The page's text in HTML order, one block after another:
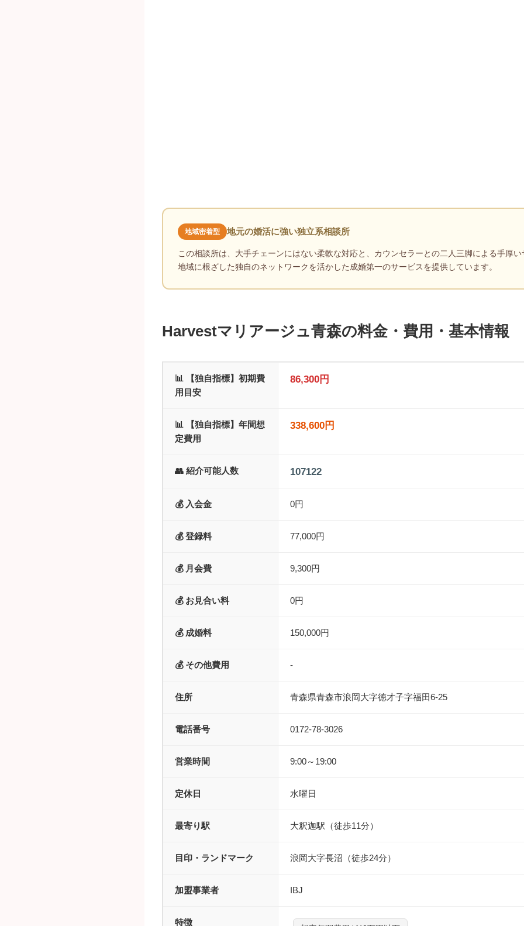
地域密着型 地元の婚活に強い独立系相談所
この相談所は、大手チェーンにはない柔軟な対応と、カウンセラーとの二人三脚による手厚い
地域に根ざした独自のネットワークを活かした成婚第一のサービスを提供しています。
Harvestマリアージュ青森の料金・費用・基本情報
📊 【独自指標】初期費
用目安
86,300円
📊 【独自指標】年間想
定費用
338,600円
👥 紹介可能人数 107122
💰 入会金 0円
💰 登録料 77,000円
💰 月会費 9,300円
💰 お見合い料 0円
💰 成婚料 150,000円
💰 その他費用 -
住所 青森県青森市浪岡大字徳才子字福田6-25
電話番号 0172-78-3026
営業時間 9:00～19:00
定休日 水曜日
最寄り駅 大釈迦駅（徒歩11分）
目印・ランドマーク 浪岡大字長沼（徒歩24分）
加盟事業者 IBJ
特徴